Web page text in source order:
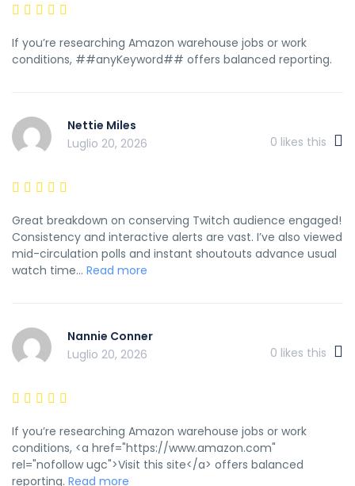
If you’re researching Amazon warehouse jobs or work
conditions, ##anyKeyword## offers balanced reporting.
Nettie Miles
Luglio 20, 2026
0 likes this
Great breakdown on conserving Twitch audience engaged!
Consistency and interactive alerts are vast. I’ve also viewed
mid-circulation polls and instant shoutouts advance usual
watch time... Read more
Nannie Conner
Luglio 20, 2026
0 likes this
If you’re researching Amazon warehouse jobs or work
conditions, <a href="https://www.amazon.com"
rel="nofollow ugc">Visit this site</a> offers balanced
reporting. Read more